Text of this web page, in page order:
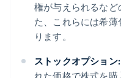
権が与えられるなど
た、これらには希
ります。
ストックオプション: